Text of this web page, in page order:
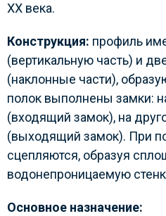
XX века.
Конструкция: профиль
(вертикальную часть) и
(наклонные части),
полок выполнены замки:
(входящий замок), на
(выходящий замок). При
сцепляются, образуя
водонепроницаемую
Основное назначение: